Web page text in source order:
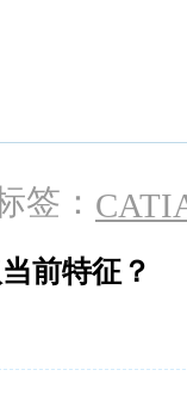
签：
前特征？